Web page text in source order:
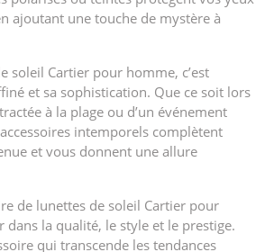
ajoutant une touche de mystère à
soleil Cartier pour homme, c’est
et sa sophistication. Que ce soit lors
à la plage ou d’un événement
intemporels complètent
et vous donnent une allure
de lunettes de soleil Cartier pour
dans la qualité, le style et le prestige.
qui transcende les tendances